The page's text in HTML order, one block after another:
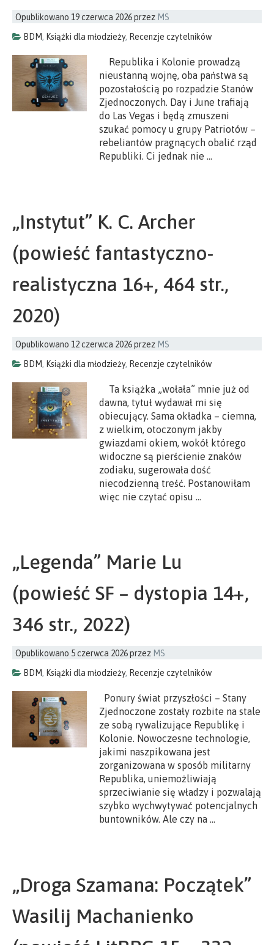
Opublikowano 19 czerwca 2026przez MS
BDM, Książki dla młodzieży, Recenzje czytelników
Republika i Kolonie prowadzą
nieustanną wojnę, oba państwa są
pozostałością po rozpadzie Stanów
Zjednoczonych. Day i June trafiają
do Las Vegas i będą zmuszeni
szukać pomocy u grupy Patriotów –
rebeliantów pragnących obalić rząd
Republiki. Ci jednak nie …
„Instytut” K. C. Archer
(powieść fantastyczno-
realistyczna 16+, 464 str.,
2020)
Opublikowano 12 czerwca 2026przez MS
BDM, Książki dla młodzieży, Recenzje czytelników
Ta książka „wołała” mnie już od
dawna, tytuł wydawał mi się
obiecujący. Sama okładka – ciemna,
z wielkim, otoczonym jakby
gwiazdami okiem, wokół którego
widoczne są pierścienie znaków
zodiaku, sugerowała dość
niecodzienną treść. Postanowiłam
więc nie czytać opisu …
„Legenda” Marie Lu
(powieść SF – dystopia 14+,
346 str., 2022)
Opublikowano 5 czerwca 2026przez MS
BDM, Książki dla młodzieży, Recenzje czytelników
Ponury świat przyszłości – Stany
Zjednoczone zostały rozbite na stale
ze sobą rywalizujące Republikę i
Kolonie. Nowoczesne technologie,
jakimi naszpikowana jest
zorganizowana w sposób militarny
Republika, uniemożliwiają
sprzeciwianie się władzy i pozwalają
szybko wychwytywać potencjalnych
buntowników. Ale czy na …
„Droga Szamana: Początek”
Wasilij Machanienko